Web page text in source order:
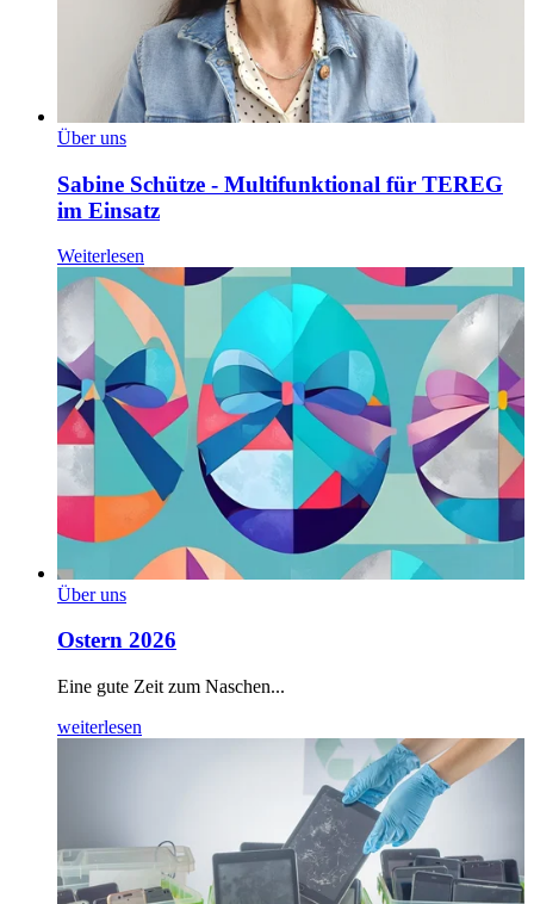
Über uns
Sabine Schütze - Multifunktional für TEREG
im Einsatz
Weiterlesen
Über uns
Ostern 2026
Eine gute Zeit zum Naschen...
weiterlesen